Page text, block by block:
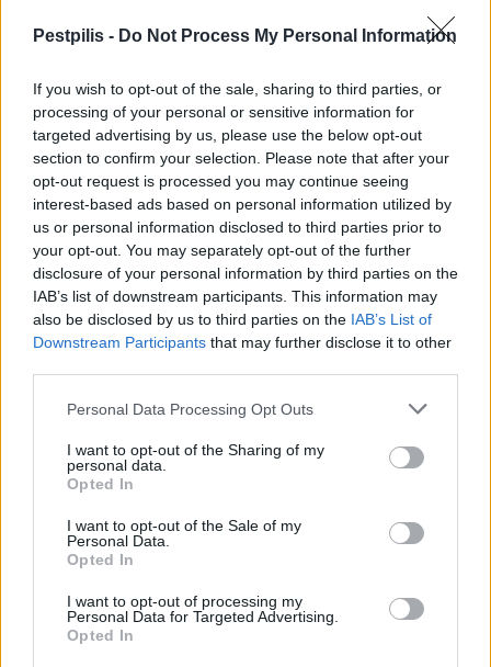
Pestpilis - Do Not Process My Personal Information
If you wish to opt-out of the sale, sharing to third parties, or
processing of your personal or sensitive information for
targeted advertising by us, please use the below opt-out
section to confirm your selection. Please note that after your
opt-out request is processed you may continue seeing
interest-based ads based on personal information utilized by
us or personal information disclosed to third parties prior to
your opt-out. You may separately opt-out of the further
disclosure of your personal information by third parties on the
IAB’s list of downstream participants. This information may
also be disclosed by us to third parties on the IAB’s List of
Downstream Participants that may further disclose it to other
Personal Data Processing Opt Outs
I want to opt-out of the Sharing of my
personal data.
Opted In
I want to opt-out of the Sale of my
Personal Data.
Opted In
I want to opt-out of processing my
Personal Data for Targeted Advertising.
Opted In
Az Ipolydamásd és Helemba közötti átkelőt 2000-ben a jeges ár
vitte el – megvan az újjáépítésére az uniós forrás, akár már
idén elkezdődhet a munka.
Ezek a kerékpárutak épülnek meg jövő nyárra a
megyében
2018.01.09
Országszerte 3,6 milliárd forintból jöhetnek létre a már építési
HÍRLEVÉL